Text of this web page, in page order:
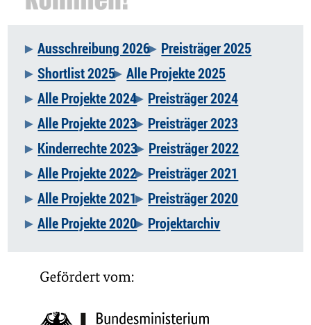
Navigation
überspringen
Ausschreibung 2026
Preisträger 2025
Shortlist 2025 Alle Projekte 2025
Alle Projekte 2024
Preisträger 2024
Alle Projekte 2023
Preisträger 2023
Kinderrechte 2023
Preisträger 2022
Alle Projekte 2022
Preisträger 2021
Alle Projekte 2021
Preisträger 2020
Alle Projekte 2020
Projektarchiv